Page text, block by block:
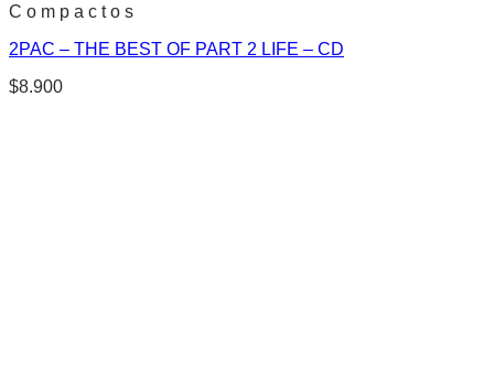
C o m p a c t o s
2PAC – THE BEST OF PART 2 LIFE – CD
$8.900